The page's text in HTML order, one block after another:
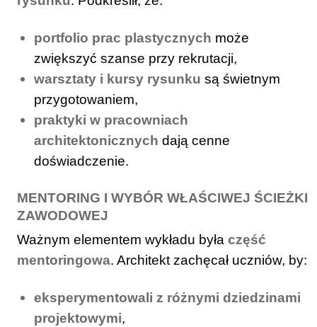
portfolio prac plastycznych może
zwiększyć szanse przy rekrutacji,
warsztaty i kursy rysunku są świetnym
przygotowaniem,
praktyki w pracowniach
architektonicznych dają cenne
doświadczenie.
MENTORING I WYBÓR WŁAŚCIWEJ ŚCIEŻKI
ZAWODOWEJ
Ważnym elementem wykładu była część
mentoringowa. Architekt zachęcał uczniów, by:
eksperymentowali z różnymi dziedzinami
projektowymi,